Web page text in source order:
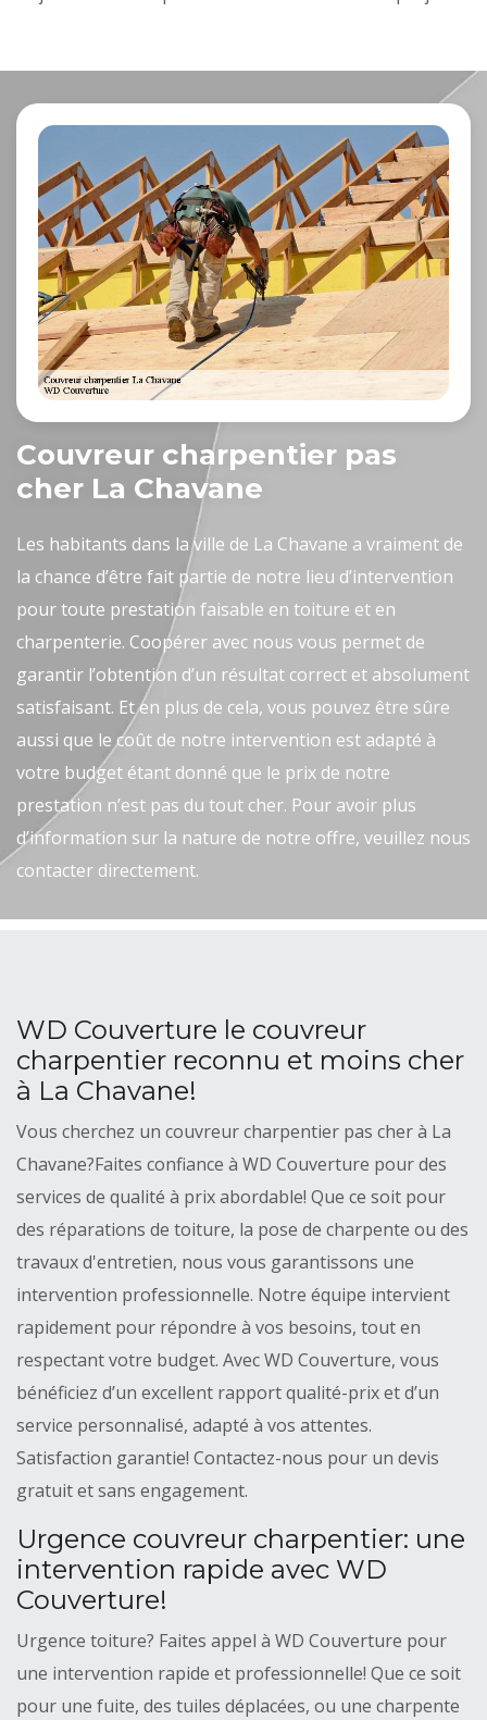
Couvreur charpentier pas
cher La Chavane
Les habitants dans la ville de La Chavane a vraiment de
la chance d’être fait partie de notre lieu d’intervention
pour toute prestation faisable en toiture et en
charpenterie. Coopérer avec nous vous permet de
garantir l’obtention d’un résultat correct et absolument
satisfaisant. Et en plus de cela, vous pouvez être sûre
aussi que le coût de notre intervention est adapté à
votre budget étant donné que le prix de notre
prestation n’est pas du tout cher. Pour avoir plus
d’information sur la nature de notre offre, veuillez nous
contacter directement.
WD Couverture le couvreur
charpentier reconnu et moins cher
à La Chavane!
Vous cherchez un couvreur charpentier pas cher à La
Chavane?Faites confiance à WD Couverture pour des
services de qualité à prix abordable! Que ce soit pour
des réparations de toiture, la pose de charpente ou des
travaux d'entretien, nous vous garantissons une
intervention professionnelle. Notre équipe intervient
rapidement pour répondre à vos besoins, tout en
respectant votre budget. Avec WD Couverture, vous
bénéficiez d’un excellent rapport qualité-prix et d’un
service personnalisé, adapté à vos attentes.
Satisfaction garantie! Contactez-nous pour un devis
gratuit et sans engagement.
Urgence couvreur charpentier: une
intervention rapide avec WD
Couverture!
Urgence toiture? Faites appel à WD Couverture pour
une intervention rapide et professionnelle! Que ce soit
pour une fuite, des tuiles déplacées, ou une charpente